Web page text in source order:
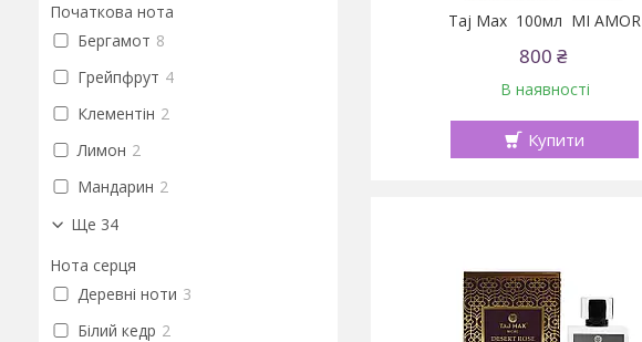
Taj Max 100мл MI AMOR
800 ₴
В наявності
Купити
Початкова нота
Бергамот 8
Грейпфрут 4
Клементін 2
Лимон 2
Мандарин 2
Ще 34
Нота серця
Деревні ноти 3
Білий кедр 2